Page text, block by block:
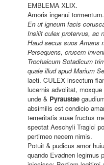
EMBLEMA XLIX.
Amoris ingenui tormentum.
En ut igneum facis
Insilit culex protervus, ac
Haud secus suos Amans
Persequens, crucem
Trochaicum Sotadicum
quale illud apud Marium
laeti. CULEX insectum
lucernis advolitat,
unde & Pyraustae
absimilis est condicio
temeritatis suae fructus
spectat Aeschyli Tragici
pertimeo necem nimis.
Potuit & pudicus amor
quando Evadnen legimus